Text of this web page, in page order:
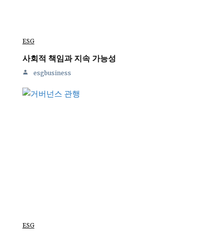
ESG
사회적 책임과 지속 가능성
esgbusiness
ESG